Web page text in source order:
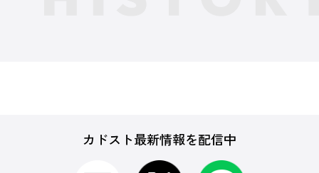
カドスト最新情報を配信中